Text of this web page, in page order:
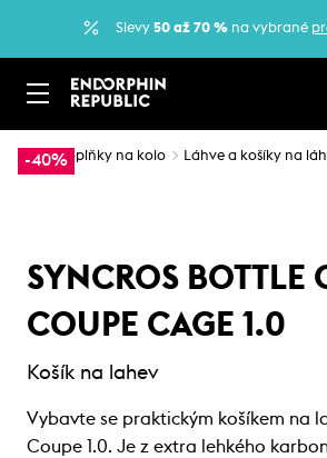
Slevy 50 až 70 % na vybrané
-40%
… Doplňky na kolo Láhve a košíky na
SYNCROS BOTTLE
COUPE CAGE 1.0
Košík na lahev
Vybavte se praktickým košíkem na
Coupe 1.0. Je z extra lehkého